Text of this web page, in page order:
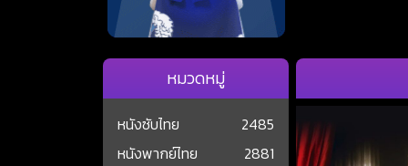
หมวดหมู่
หนังซับไทย
2485
หนังพากย์ไทย
2881